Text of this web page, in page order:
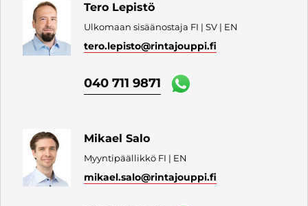
Tero Lepistö
Ulkomaan sisäänostaja FI | SV | EN
tero.lepisto@rintajouppi.fi
040 711 9871
Mikael Salo
Myyntipäällikkö FI | EN
mikael.salo@rintajouppi.fi